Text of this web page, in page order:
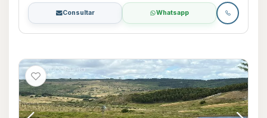
Consultar Whatsapp